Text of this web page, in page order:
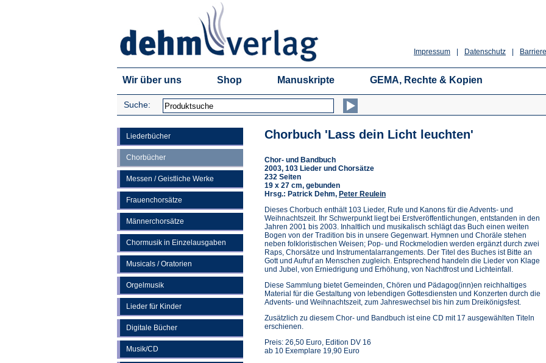
Datenschutz
Impressum
Wir über uns Shop Manuskripte GEMA, Rechte & Kopien
Suche:
Liederbücher
Chorbücher
Messen / Geistliche Werke
Frauenchorsätze
Männerchorsätze
Chormusik in Einzelausgaben
Musicals / Oratorien
Orgelmusik
Lieder für Kinder
Digitale Bücher
Musik/CD
Chorbuch 'Lass dein Licht leuchten'
Chor- und Bandbuch
2003, 103 Lieder und Chorsätze
232 Seiten
19 x 27 cm, gebunden
Hrsg.: Patrick Dehm, Peter Reulein
Dieses Chorbuch enthält 103 Lieder, Rufe und Kanons für die Advents- und
Weihnachtszeit. Ihr Schwerpunkt liegt bei Erstveröffentlichungen, entstanden in den
Jahren 2001 bis 2003. Inhaltlich und musikalisch schlägt das Buch einen weiten
Bogen von der Tradition bis in unsere Gegenwart. Hymnen und Choräle stehen
neben folkloristischen Weisen; Pop- und Rockmelodien werden ergänzt durch zwei
Raps, Chorsätze und Instrumentalarrangements. Der Titel des Buches ist Bitte an
Gott und Aufruf an Menschen zugleich. Entsprechend handeln die Lieder von Klage
und Jubel, von Erniedrigung und Erhöhung, von Nachtfrost und Lichteinfall.
Diese Sammlung bietet Gemeinden, Chören und Pädagog(inn)en reichhaltiges
Material für die Gestaltung von lebendigen Gottesdiensten und Konzerten durch die
Advents- und Weihnachtszeit, zum Jahreswechsel bis hin zum Dreikönigsfest.
Zusätzlich zu diesem Chor- und Bandbuch ist eine CD mit 17 ausgewählten Titeln
erschienen.
Preis: 26,50 Euro, Edition DV 16
ab 10 Exemplare 19,90 Euro